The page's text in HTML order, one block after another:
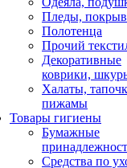
Пледы,
Полотенца
Прочий
Декоративные
коврики,
Халаты,
пижамы
Товары гигиены
Бумажные
Средства по